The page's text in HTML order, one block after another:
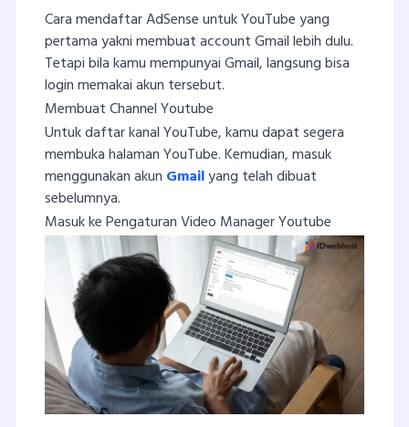
Cara mendaftar AdSense untuk YouTube yang
pertama yakni membuat account Gmail lebih dulu.
Tetapi bila kamu mempunyai Gmail, langsung bisa
login memakai akun tersebut.
Membuat Channel Youtube
Untuk daftar kanal YouTube, kamu dapat segera
membuka halaman YouTube. Kemudian, masuk
menggunakan akun Gmailyang telah dibuat
sebelumnya.
Masuk ke Pengaturan Video Manager Youtube